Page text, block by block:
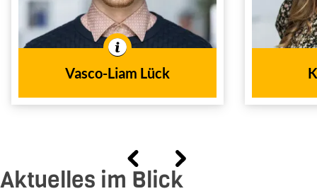
Vasco-Liam Lück
Tätig im
Außendienst
In der Branche tätig seit
dem Jahr
2019
Aktuelles im Blick